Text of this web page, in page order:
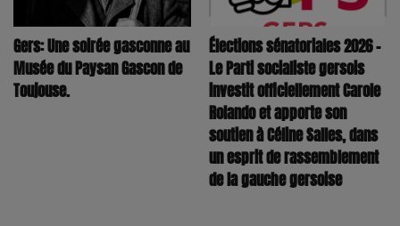
Gers: Une soirée gasconne au
Musée du Paysan Gascon de
Toujouse.
Élections sénatoriales 2026 –
Le Parti socialiste gersois
investit officiellement Carole
Rolando et apporte son
soutien à Céline Salles, dans
un esprit de rassemblement
de la gauche gersoise